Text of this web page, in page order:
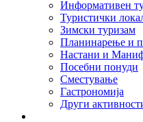
Информативен
Туристички
Зимски туризам
Планинарење и
Настани и
Посебни понуди
Сместување
Гастрономија
Други